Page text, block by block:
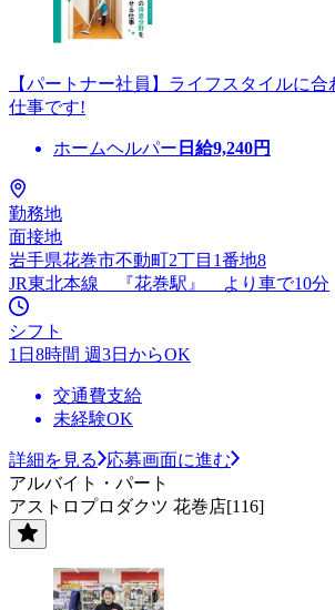
【パートナー社員】ライフスタイルに
仕事です!
ホームヘルパー 日給9,240円
勤務地
面接地
岩手県花巻市不動町2丁目1番地8
JR東北本線 『花巻駅』 より車で10分
シフト
1日8時間 週3日からOK
交通費支給
未経験OK
詳細を見る
応募画面に進む
アルバイト・パート
アストロプロダクツ 花巻店[116]